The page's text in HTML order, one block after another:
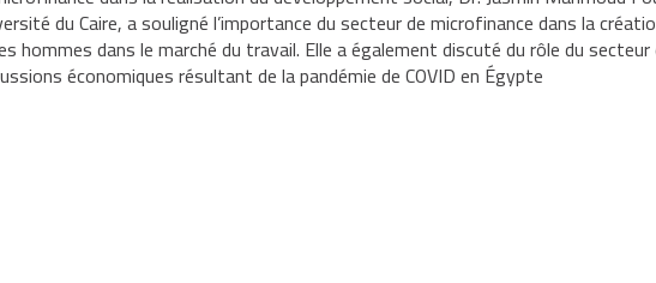
du Caire, a souligné l’importance du secteur de microfinance dans la
hommes dans le marché du travail. Elle a également discuté du rôle du
économiques résultant de la pandémie de COVID en Égypte